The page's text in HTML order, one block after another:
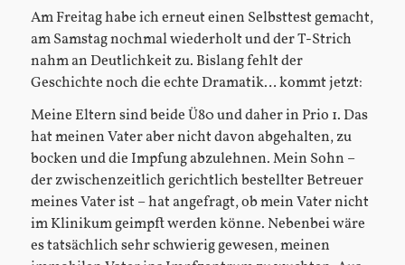
Am Freitag habe ich erneut einen Selbsttest gemacht,
am Samstag nochmal wiederholt und der T-Strich
nahm an Deutlichkeit zu. Bislang fehlt der
Geschichte noch die echte Dramatik… kommt jetzt:
Meine Eltern sind beide Ü80 und daher in Prio 1. Das
hat meinen Vater aber nicht davon abgehalten, zu
bocken und die Impfung abzulehnen. Mein Sohn –
der zwischenzeitlich gerichtlich bestellter Betreuer
meines Vater ist – hat angefragt, ob mein Vater nicht
im Klinikum geimpft werden könne. Nebenbei wäre
es tatsächlich sehr schwierig gewesen, meinen